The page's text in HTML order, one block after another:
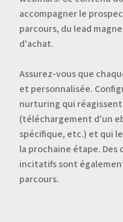
accompagner le
parcours, du lead
d'achat.
Assurez-vous que
et personnalisée.
nurturing qui
(téléchargement d'un
spécifique, etc.) et qui
la prochaine étape. Des
incitatifs sont
parcours.